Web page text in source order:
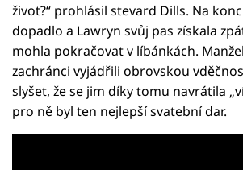
život?“ prohlásil stevard Dills. Na
dopadlo a Lawryn svůj pas získala
mohla pokračovat v líbánkách.
zachránci vyjádřili obrovskou
slyšet, že se jim díky tomu navrátila
pro ně byl ten nejlepší svatební dar.